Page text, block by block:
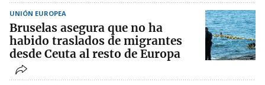
UNIÓN EUROPEA
Bruselas asegura que no ha
habido traslados de migrantes
desde Ceuta al resto de Europa